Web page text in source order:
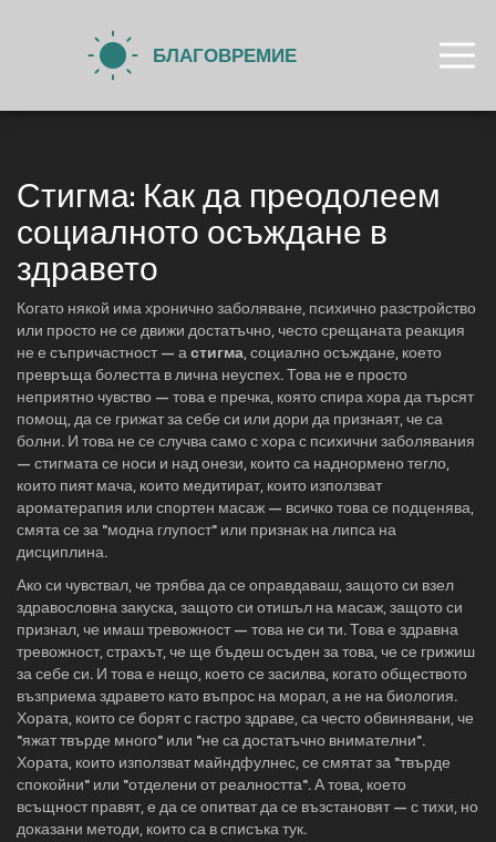
Стигма: Как да преодолеем
социалното осъждане в
здравето
Когато някой има хронично заболяване, психично разстройство
или просто не се движи достатъчно, често срещаната реакция
не е съпричастност — астигма,социално осъждане, което
превръща болестта в лична неуспех. Това не е просто
неприятно чувство — това е пречка, която спира хора да търсят
помощ, да се грижат за себе си или дори да признаят, че са
болни. И това не се случва само с хора с психични заболявания
— стигмата се носи и над онези, които са наднормено тегло,
които пият мача, които медитират, които използват
ароматерапия или спортен масаж — всичко това се подценява,
смята се за "модна глупост" или признак на липса на
дисциплина.
Ако си чувствал, че трябва да се оправдаваш, защото си взел
здравословна закуска, защото си отишъл на масаж, защото си
признал, че имаш тревожност — това не си ти. Това ездравна
тревожност,страхът, че ще бъдеш осъден за това, че се грижиш
за себе си. И това е нещо, което се засилва, когато обществото
възприема здравето като въпрос на морал, а не на биология.
Хората, които се борят с гастро здраве, са често обвинявани, че
"яжат твърде много" или "не са достатъчно внимателни".
Хората, които използват майндфулнес, се смятат за "твърде
спокойни" или "отделени от реалността". А това, което
всъщност правят, е да се опитват да се възстановят — с тихи, но
доказани методи, които са в списъка тук.